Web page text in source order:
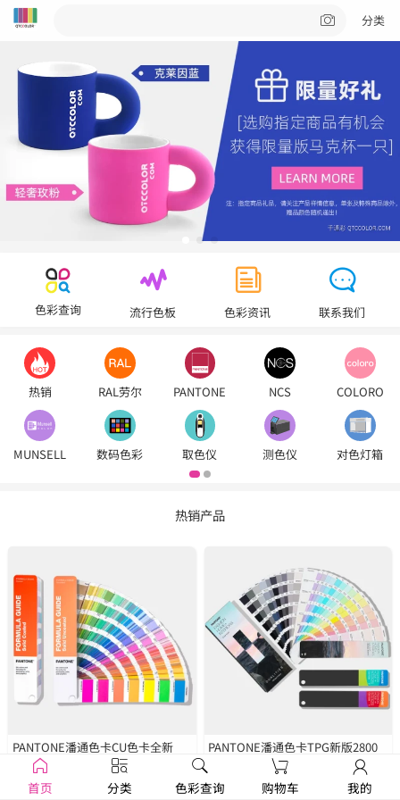
分类
色彩查询 流行色板 色彩资讯 联系我们
热销 RAL劳尔 PANTONE NCS COLORO
MUNSELL 数码色彩 取色仪 测色仪 对色灯箱
热销产品
PANTONE潘通色卡CU色卡全新
2390色
￥1250
PANTONE潘通色卡TPG新版2800
FHIP110C
￥1679
首页 分类 色彩查询 购物车 我的